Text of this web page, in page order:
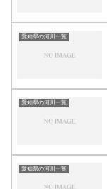
愛知県の河川一覧
愛知県の河川一覧
愛知県の河川一覧